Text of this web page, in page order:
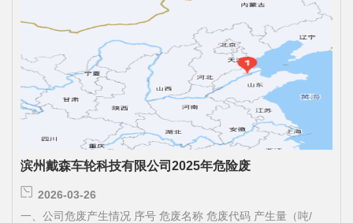
滨州戴森车轮科技有限公司2025年危险废
2026-03-26
一、公司危废产生情况 序号 危废名称 危废代码 产生量（吨/